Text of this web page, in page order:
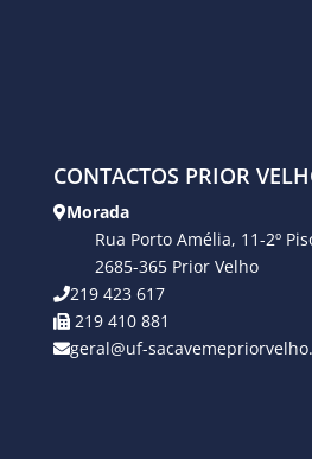
CONTACTOS PRIOR
Morada
Rua Porto Amélia, 11-2º
2685-365 Prior Velho
219 423 617
219 410 881
geral@uf-